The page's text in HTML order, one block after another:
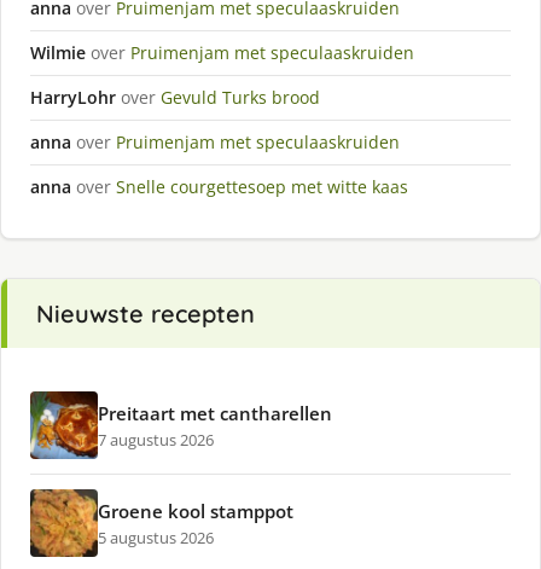
anna over Pruimenjam met speculaaskruiden
Wilmie over Pruimenjam met speculaaskruiden
HarryLohr over Gevuld Turks brood
anna over Pruimenjam met speculaaskruiden
anna over Snelle courgettesoep met witte kaas
Nieuwste recepten
Preitaart met cantharellen
7 augustus 2026
Groene kool stamppot
5 augustus 2026